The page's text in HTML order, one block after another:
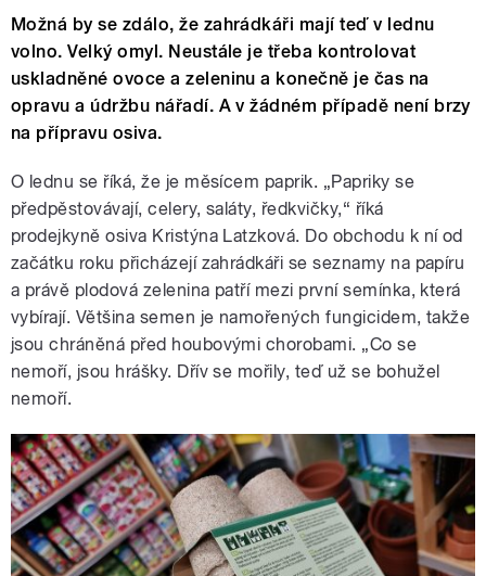
Možná by se zdálo, že zahrádkáři mají teď v lednu
volno. Velký omyl. Neustále je třeba kontrolovat
uskladněné ovoce a zeleninu a konečně je čas na
opravu a údržbu nářadí. A v žádném případě není brzy
na přípravu osiva.
O lednu se říká, že je měsícem paprik. „Papriky se
předpěstovávají, celery, saláty, ředkvičky,“ říká
prodejkyně osiva Kristýna Latzková. Do obchodu k ní od
začátku roku přicházejí zahrádkáři se seznamy na papíru
a právě plodová zelenina patří mezi první semínka, která
vybírají. Většina semen je namořených fungicidem, takže
jsou chráněná před houbovými chorobami. „Co se
nemoří, jsou hrášky. Dřív se mořily, teď už se bohužel
nemoří.